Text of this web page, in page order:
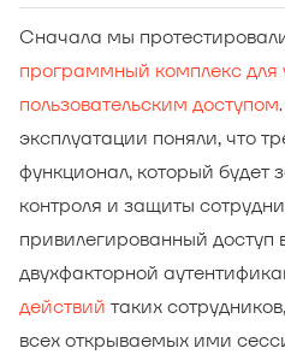
Сначала мы
программный комплекс для
пользовательским доступом
эксплуатации поняли, что
функционал, который будет
контроля и защиты
привилегированный доступ
двухфакторной
действий таких
всех открываемых ими